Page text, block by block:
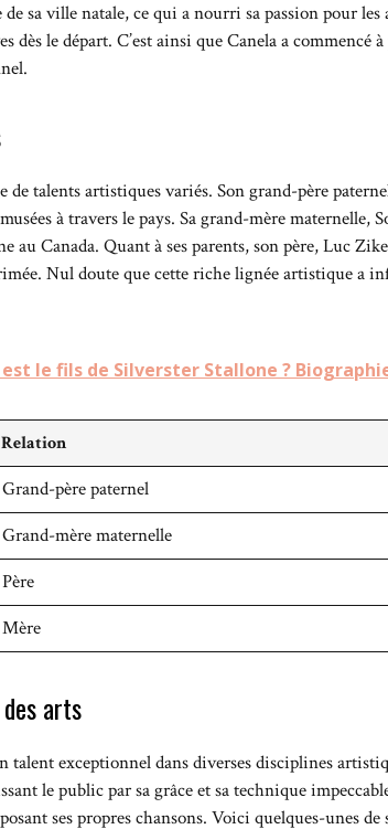
sa ville natale, ce qui a nourri sa passion pour
le départ. C’est ainsi que Canela a commencé
de talents artistiques variés. Son grand-père
à travers le pays. Sa grand-mère
au Canada. Quant à ses parents, son père, Luc
Nul doute que cette riche lignée artistique a
le fils de Silverster Stallone ?
Relation
Grand-père paternel
Grand-mère maternelle
Père
Mère
arts
exceptionnel dans diverses disciplines
le public par sa grâce et sa technique
ses propres chansons. Voici quelques-unes